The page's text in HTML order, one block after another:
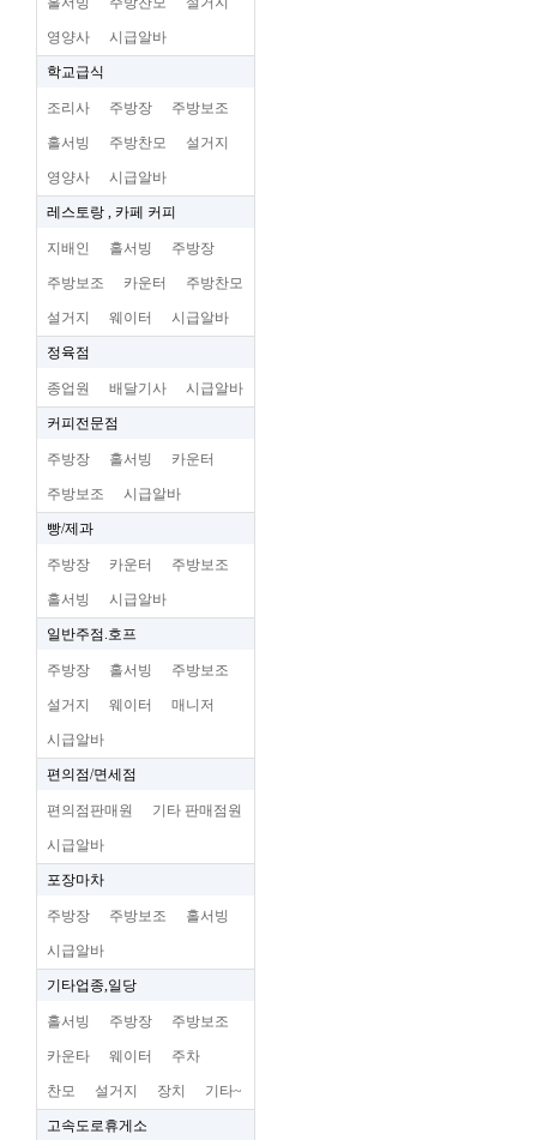
영양사 시급알바
학교급식
조리사 주방장 주방보조
홀서빙 주방찬모 설거지
영양사 시급알바
레스토랑 , 카페 커피
지배인 홀서빙 주방장
주방보조 카운터 주방찬모
설거지 웨이터 시급알바
정육점
종업원 배달기사 시급알바
커피전문점
주방장 홀서빙 카운터
주방보조 시급알바
빵/제과
주방장 카운터 주방보조
홀서빙 시급알바
일반주점.호프
주방장 홀서빙 주방보조
설거지 웨이터 매니저
시급알바
편의점/면세점
편의점판매원 기타 판매점원
시급알바
포장마차
주방장 주방보조 홀서빙
시급알바
기타업종,일당
홀서빙 주방장 주방보조
카운타 웨이터 주차
찬모 설거지 장치 기타~
고속도로휴게소